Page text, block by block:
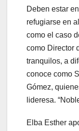
Deben estar
refugiarse en
como el caso
como Director
tranquilos, a
conoce como
Gómez,
lideresa.
Elba Esther